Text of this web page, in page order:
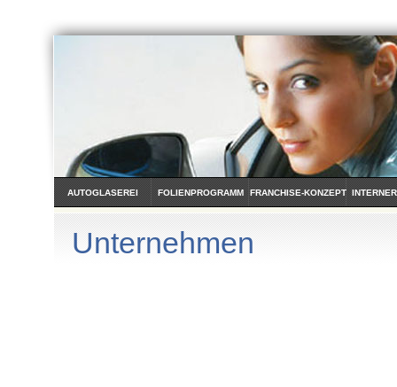
AUTOGLASEREI FOLIENPROGRAMM FRANCHISE-KONZEPT
Unternehmen